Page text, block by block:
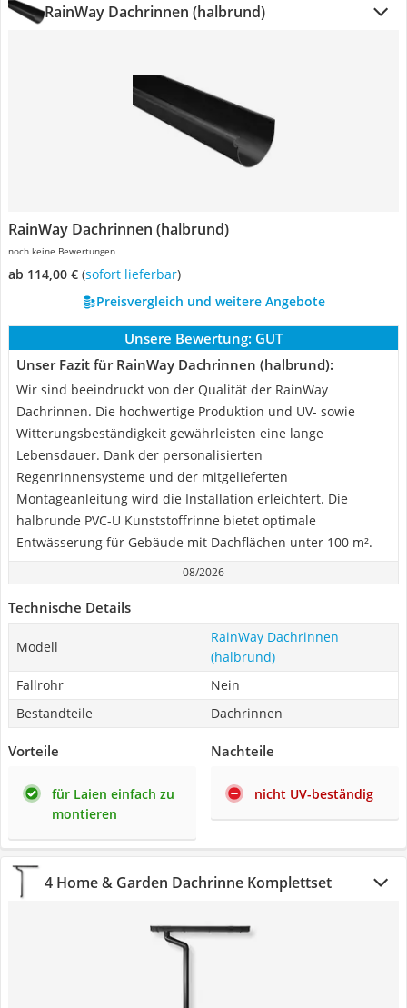
RainWay Dachrinnen (halbrund)
RainWay Dachrinnen (halbrund)
noch keine Bewertungen
ab 114,00 € ( Sofort lieferbar)
Preisvergleich und weitere Angebote
Unsere Bewertung: GUT
Unser Fazit für RainWay Dachrinnen (halbrund):
Wir sind beeindruckt von der Qualität der RainWay
Dachrinnen. Die hochwertige Produktion und UV- sowie
Witterungsbeständigkeit gewährleisten eine lange
Lebensdauer. Dank der personalisierten
Regenrinnensysteme und der mitgelieferten
Montageanleitung wird die Installation erleichtert. Die
halbrunde PVC-U Kunststoffrinne bietet optimale
Entwässerung für Gebäude mit Dachflächen unter 100 m².
08/2026
Technische Details
Modell
RainWay Dachrinnen
(halbrund)
Fallrohr
Nein
Bestandteile
Dachrinnen
Vorteile
für Laien einfach zu
montieren
Nachteile
nicht UV-beständig
4 Home & Garden Dachrinne Komplettset